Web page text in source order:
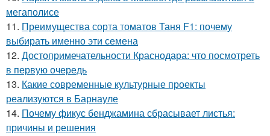
мегаполисе
11. Преимущества сорта томатов Таня F1: почему
выбирать именно эти семена
12. Достопримечательности Краснодара: что посмотреть
в первую очередь
13. Какие современные культурные проекты
реализуются в Барнауле
14. Почему фикус бенджамина сбрасывает листья:
причины и решения